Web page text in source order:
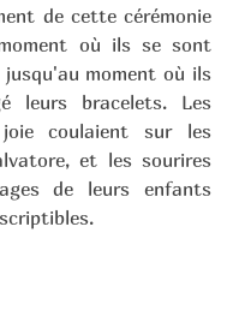
de cette cérémonie
où ils se sont
moment où ils
leurs bracelets. Les
coulaient sur les
et les sourires
de leurs enfants